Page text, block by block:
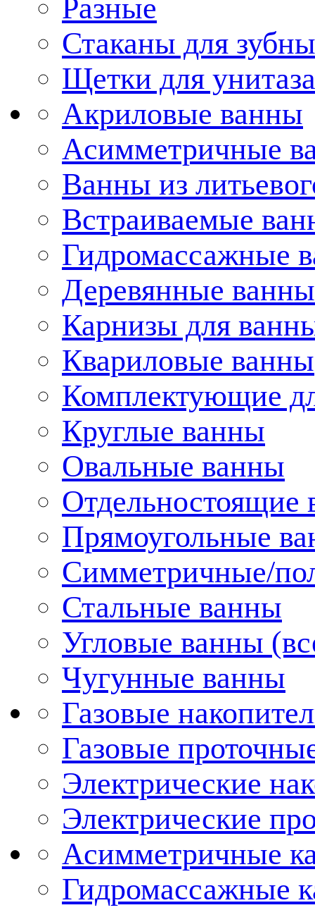
Разные
Стаканы для
Щетки для унитаза
Акриловые ванны
Асимметричные
Ванны из
Встраиваемые
Гидромассажные
Деревянные ванны
Карнизы для
Квариловые ванны
Комплектующие
Круглые ванны
Овальные ванны
Отдельностоящие
Прямоугольные
Симметричные/
Стальные ванны
Угловые ванны
Чугунные ванны
Газовые
Газовые
Электрические
Электрические
Асимметричные
Гидромассажные